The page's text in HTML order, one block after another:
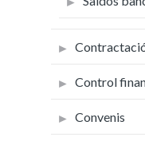
Control
Convenis